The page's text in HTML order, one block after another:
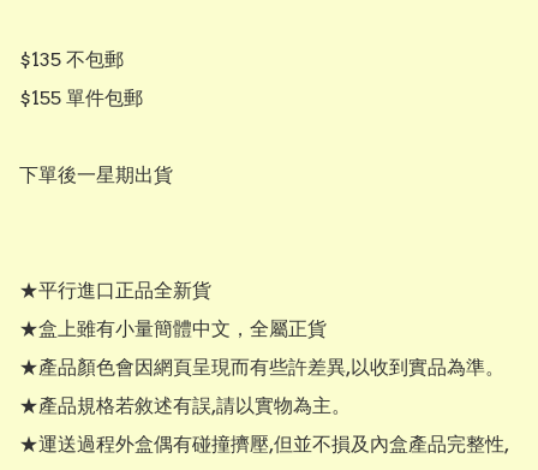
$135 不包郵
$155 單件包郵
下單後一星期出貨
★平行進口正品全新貨
★盒上雖有小量簡體中文，全屬正貨
★產品顏色會因網頁呈現而有些許差異,以收到實品為準。
★產品規格若敘述有誤,請以實物為主。
★運送過程外盒偶有碰撞擠壓,但並不損及內盒產品完整性,